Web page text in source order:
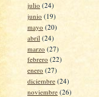
julio (24)
junio (19)
mayo (20)
abril (24)
marzo (27)
febrero (22)
enero (27)
diciembre (24)
noviembre (26)